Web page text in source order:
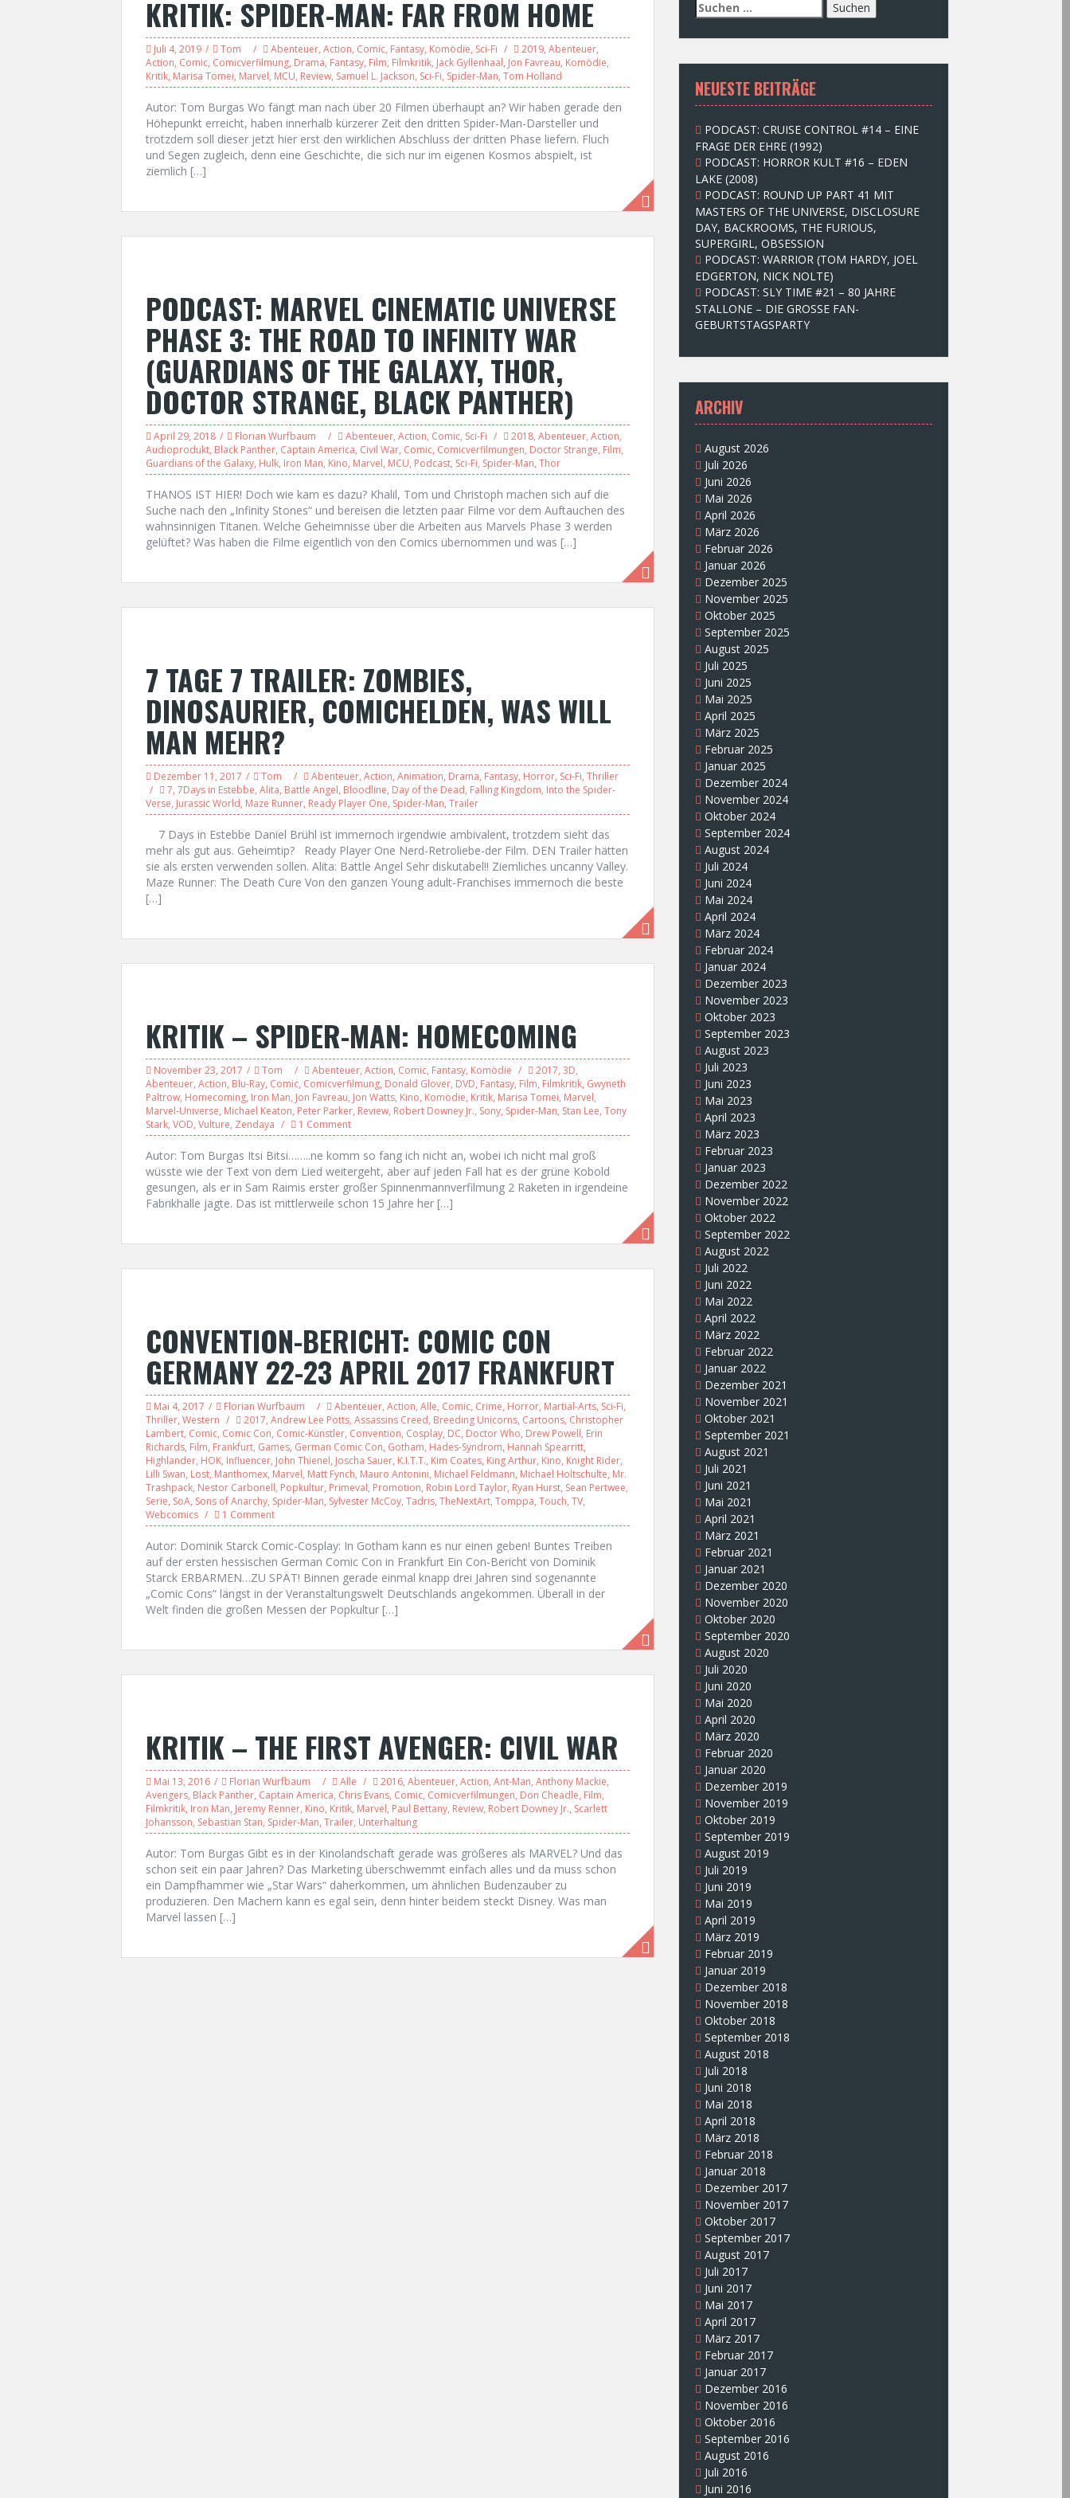
KRITIK: SPIDER-MAN: FAR FROM HOME
Juli 4, 2019 Tom Abenteuer, Action, Comic, Fantasy, Komödie, Sci-Fi 2019, Abenteuer,
Action, Comic, Comicverfilmung, Drama, Fantasy, Film, Filmkritik, Jack Gyllenhaal, Jon Favreau, Komödie,
Kritik, Marisa Tomei, Marvel, MCU, Review, Samuel L. Jackson, Sci-Fi, Spider-Man, Tom Holland
Autor: Tom Burgas Wo fängt man nach über 20 Filmen überhaupt an? Wir haben gerade den
Höhepunkt erreicht, haben innerhalb kürzerer Zeit den dritten Spider-Man-Darsteller und
trotzdem soll dieser jetzt hier erst den wirklichen Abschluss der dritten Phase liefern. Fluch
und Segen zugleich, denn eine Geschichte, die sich nur im eigenen Kosmos abspielt, ist
ziemlich […]
PODCAST: MARVEL CINEMATIC UNIVERSE
PHASE 3: THE ROAD TO INFINITY WAR
(GUARDIANS OF THE GALAXY, THOR,
DOCTOR STRANGE, BLACK PANTHER)
April 29, 2018 Florian Wurfbaum Abenteuer, Action, Comic, Sci-Fi 2018, Abenteuer, Action,
Audioprodukt, Black Panther, Captain America, Civil War, Comic, Comicverfilmungen, Doctor Strange, Film,
Guardians of the Galaxy, Hulk, Iron Man, Kino, Marvel, MCU, Podcast, Sci-Fi, Spider-Man, Thor
THANOS IST HIER! Doch wie kam es dazu? Khalil, Tom und Christoph machen sich auf die
Suche nach den „Infinity Stones“ und bereisen die letzten paar Filme vor dem Auftauchen des
wahnsinnigen Titanen. Welche Geheimnisse über die Arbeiten aus Marvels Phase 3 werden
gelüftet? Was haben die Filme eigentlich von den Comics übernommen und was […]
7 TAGE 7 TRAILER: ZOMBIES,
DINOSAURIER, COMICHELDEN, WAS WILL
MAN MEHR?
Dezember 11, 2017 Tom Abenteuer, Action, Animation, Drama, Fantasy, Horror, Sci-Fi, Thriller
7, 7Days in Estebbe, Alita, Battle Angel, Bloodline, Day of the Dead, Falling Kingdom, Into the Spider-
Verse, Jurassic World, Maze Runner, Ready Player One, Spider-Man, Trailer
7 Days in Estebbe Daniel Brühl ist immernoch irgendwie ambivalent, trotzdem sieht das
mehr als gut aus. Geheimtip? Ready Player One Nerd-Retroliebe-der Film. DEN Trailer hätten
sie als ersten verwenden sollen. Alita: Battle Angel Sehr diskutabel!! Ziemliches uncanny Valley.
Maze Runner: The Death Cure Von den ganzen Young adult-Franchises immernoch die beste
[…]
KRITIK – SPIDER-MAN: HOMECOMING
November 23, 2017 Tom Abenteuer, Action, Comic, Fantasy, Komödie 2017, 3D,
Abenteuer, Action, Blu-Ray, Comic, Comicverfilmung, Donald Glover, DVD, Fantasy, Film, Filmkritik, Gwyneth
Paltrow, Homecoming, Iron Man, Jon Favreau, Jon Watts, Kino, Komödie, Kritik, Marisa Tomei, Marvel,
Marvel-Universe, Michael Keaton, Peter Parker, Review, Robert Downey Jr., Sony, Spider-Man, Stan Lee, Tony
Stark, VOD, Vulture, Zendaya 1 Comment
Autor: Tom Burgas Itsi Bitsi……..ne komm so fang ich nicht an, wobei ich nicht mal groß
wüsste wie der Text von dem Lied weitergeht, aber auf jeden Fall hat es der grüne Kobold
gesungen, als er in Sam Raimis erster großer Spinnenmannverfilmung 2 Raketen in irgendeine
Fabrikhalle jagte. Das ist mittlerweile schon 15 Jahre her […]
CONVENTION-BERICHT: COMIC CON
GERMANY 22-23 APRIL 2017 FRANKFURT
Mai 4, 2017 Florian Wurfbaum Abenteuer, Action, Alle, Comic, Crime, Horror, Martial-Arts, Sci-Fi,
Thriller, Western 2017, Andrew Lee Potts, Assassins Creed, Breeding Unicorns, Cartoons, Christopher
Lambert, Comic, Comic Con, Comic-Künstler, Convention, Cosplay, DC, Doctor Who, Drew Powell, Erin
Richards, Film, Frankfurt, Games, German Comic Con, Gotham, Hades-Syndrom, Hannah Spearritt,
Highlander, HOK, Influencer, John Thienel, Joscha Sauer, K.I.T.T., Kim Coates, King Arthur, Kino, Knight Rider,
Lilli Swan, Lost, Manthomex, Marvel, Matt Fynch, Mauro Antonini, Michael Feldmann, Michael Holtschulte, Mr.
Trashpack, Nestor Carbonell, Popkultur, Primeval, Promotion, Robin Lord Taylor, Ryan Hurst, Sean Pertwee,
Serie, SoA, Sons of Anarchy, Spider-Man, Sylvester McCoy, Tadris, TheNextArt, Tomppa, Touch, TV,
Webcomics
1 Comment
Autor: Dominik Starck Comic-Cosplay: In Gotham kann es nur einen geben! Buntes Treiben
auf der ersten hessischen German Comic Con in Frankfurt Ein Con-Bericht von Dominik
Starck ERBARMEN…ZU SPÄT! Binnen gerade einmal knapp drei Jahren sind sogenannte
„Comic Cons“ längst in der Veranstaltungswelt Deutschlands angekommen. Überall in der
Welt finden die großen Messen der Popkultur […]
KRITIK – THE FIRST AVENGER: CIVIL WAR
Mai 13, 2016 Florian Wurfbaum Alle 2016, Abenteuer, Action, Ant-Man, Anthony Mackie,
Avengers, Black Panther, Captain America, Chris Evans, Comic, Comicverfilmungen, Don Cheadle, Film,
Filmkritik, Iron Man, Jeremy Renner, Kino, Kritik, Marvel, Paul Bettany, Review, Robert Downey Jr., Scarlett
Johansson, Sebastian Stan, Spider-Man, Trailer, Unterhaltung
Autor: Tom Burgas Gibt es in der Kinolandschaft gerade was größeres als MARVEL? Und das
schon seit ein paar Jahren? Das Marketing überschwemmt einfach alles und da muss schon
ein Dampfhammer wie „Star Wars“ daherkommen, um ähnlichen Budenzauber zu
produzieren. Den Machern kann es egal sein, denn hinter beidem steckt Disney. Was man
Marvel lassen […]
S
u
c
e
n
n
c
h
:
NEUESTE BEITRÄGE
PODCAST: CRUISE CONTROL #14 – EINE
FRAGE DER EHRE (1992)
PODCAST: HORROR KULT #16 – EDEN
LAKE (2008)
PODCAST: ROUND UP PART 41 MIT
MASTERS OF THE UNIVERSE, DISCLOSURE
DAY, BACKROOMS, THE FURIOUS,
SUPERGIRL, OBSESSION
PODCAST: WARRIOR (TOM HARDY, JOEL
EDGERTON, NICK NOLTE)
PODCAST: SLY TIME #21 – 80 JAHRE
STALLONE – DIE GROSSE FAN-
GEBURTSTAGSPARTY
ARCHIV
August 2026
Juli 2026
Juni 2026
Mai 2026
April 2026
März 2026
Februar 2026
Januar 2026
Dezember 2025
November 2025
Oktober 2025
September 2025
August 2025
Juli 2025
Juni 2025
Mai 2025
April 2025
März 2025
Februar 2025
Januar 2025
Dezember 2024
November 2024
Oktober 2024
September 2024
August 2024
Juli 2024
Juni 2024
Mai 2024
April 2024
März 2024
Februar 2024
Januar 2024
Dezember 2023
November 2023
Oktober 2023
September 2023
August 2023
Juli 2023
Juni 2023
Mai 2023
April 2023
März 2023
Februar 2023
Januar 2023
Dezember 2022
November 2022
Oktober 2022
September 2022
August 2022
Juli 2022
Juni 2022
Mai 2022
April 2022
März 2022
Februar 2022
Januar 2022
Dezember 2021
November 2021
Oktober 2021
September 2021
August 2021
Juli 2021
Juni 2021
Mai 2021
April 2021
März 2021
Februar 2021
Januar 2021
Dezember 2020
November 2020
Oktober 2020
September 2020
August 2020
Juli 2020
Juni 2020
Mai 2020
April 2020
März 2020
Februar 2020
Januar 2020
Dezember 2019
November 2019
Oktober 2019
September 2019
August 2019
Juli 2019
Juni 2019
Mai 2019
April 2019
März 2019
Februar 2019
Januar 2019
Dezember 2018
November 2018
Oktober 2018
September 2018
August 2018
Juli 2018
Juni 2018
Mai 2018
April 2018
März 2018
Februar 2018
Januar 2018
Dezember 2017
November 2017
Oktober 2017
September 2017
August 2017
Juli 2017
Juni 2017
Mai 2017
April 2017
März 2017
Februar 2017
Januar 2017
Dezember 2016
November 2016
Oktober 2016
September 2016
August 2016
Juli 2016
Juni 2016